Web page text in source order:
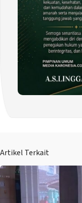
Artikel Terkait